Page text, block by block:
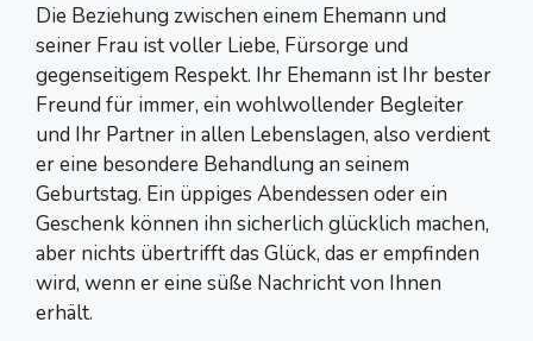
Die Beziehung zwischen einem Ehemann und
seiner Frau ist voller Liebe, Fürsorge und
gegenseitigem Respekt. Ihr Ehemann ist Ihr bester
Freund für immer, ein wohlwollender Begleiter
und Ihr Partner in allen Lebenslagen, also verdient
er eine besondere Behandlung an seinem
Geburtstag. Ein üppiges Abendessen oder ein
Geschenk können ihn sicherlich glücklich machen,
aber nichts übertrifft das Glück, das er empfinden
wird, wenn er eine süße Nachricht von Ihnen
erhält.